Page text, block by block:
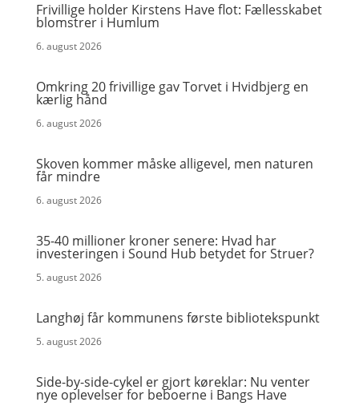
Frivillige holder Kirstens Have flot: Fællesskabet
blomstrer i Humlum
6. august 2026
Omkring 20 frivillige gav Torvet i Hvidbjerg en
kærlig hånd
6. august 2026
Skoven kommer måske alligevel, men naturen
får mindre
6. august 2026
35-40 millioner kroner senere: Hvad har
investeringen i Sound Hub betydet for Struer?
5. august 2026
Langhøj får kommunens første bibliotekspunkt
5. august 2026
Side-by-side-cykel er gjort køreklar: Nu venter
nye oplevelser for beboerne i Bangs Have